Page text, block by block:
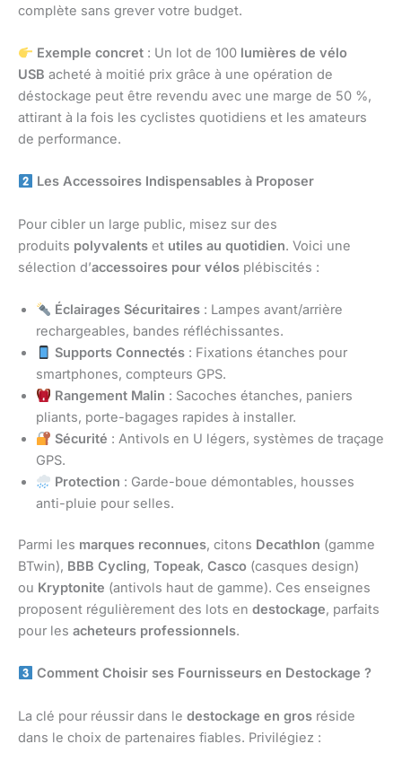
complète sans grever votre budget.
Exemple concret: Un lot de 100 lumières de vélo
USB acheté à moitié prix grâce à une opération de
déstockage peut être revendu avec une marge de 50 %,
attirant à la fois les cyclistes quotidiens et les amateurs
de performance.
Les Accessoires Indispensables à Proposer
Pour cibler un large public, misez sur des
produits polyvalents et utiles au quotidien. Voici une
sélection d’accessoires pour vélos plébiscités :
Éclairages Sécuritaires: Lampes avant/arrière
rechargeables, bandes réfléchissantes.
Supports Connectés: Fixations étanches pour
smartphones, compteurs GPS.
Rangement Malin : Sacoches étanches, paniers
pliants, porte-bagages rapides à installer.
Sécurité : Antivols en U légers, systèmes de traçage
GPS.
Protection : Garde-boue démontables, housses
anti-pluie pour selles.
Parmi les marques reconnues, citons Decathlon (gamme
BTwin), BBB Cycling, Topeak, Casco (casques design)
ou Kryptonite (antivols haut de gamme). Ces enseignes
proposent régulièrement des lots en destockage, parfaits
pour les acheteurs professionnels.
Comment Choisir ses Fournisseurs en Destockage ?
La clé pour réussir dans le destockage en gros réside
dans le choix de partenaires fiables. Privilégiez :